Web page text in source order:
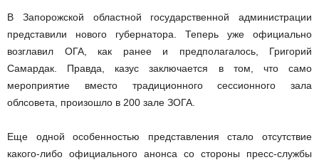
В Запорожской областной государственной администрации
представили нового губернатора. Теперь уже официально
возглавил ОГА, как ранее и предполагалось, Григорий
Самардак. Правда, казус заключается в том, что само
мероприятие вместо традиционного сессионного зала
облсовета, произошло в 200 зале ЗОГА.
Еще одной особенностью представления стало отсутствие
какого-либо официального анонса со стороны пресс-службы